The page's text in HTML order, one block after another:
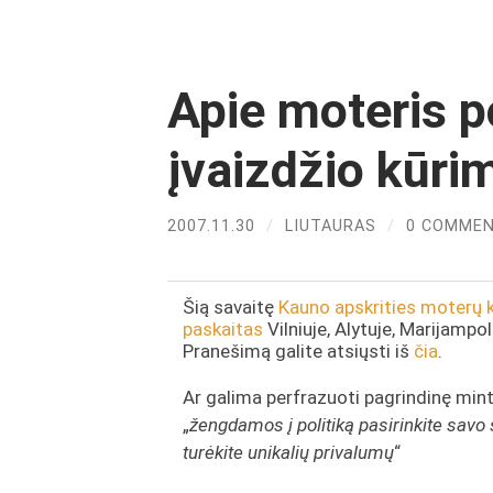
Apie moteris
įvaizdžio
2007.11.30 / LIUTAURAS / 0
Šią savaitę Kauno apskrities moterų
paskaitas Vilniuje, Alytuje,
Pranešimą galite atsiųsti iš čia.
Ar galima perfrazuoti pagrindinę
„žengdamos į politiką pasirinkite
turėkite unikalių privalumų“